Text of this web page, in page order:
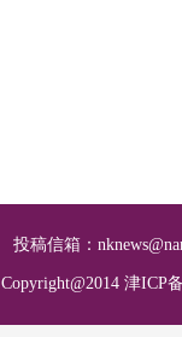
投稿信箱：
Copyright@2014 津ICP